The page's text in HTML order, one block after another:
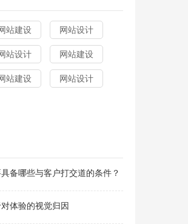
站建设 网站设计
站设计 网站建设
站建设 网站设计
备哪些与客户打交道的条件？
体验的视觉归因